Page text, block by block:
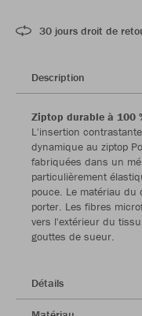
30 jours droit de
Description
Ziptop durable à 100
L'insertion
dynamique au ziptop
fabriquées dans un
particulièrement
pouce. Le matériau
porter. Les fibres
vers l'extérieur du
gouttes de sueur.
Détails